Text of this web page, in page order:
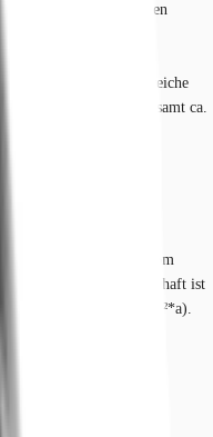
und mit den heutigen
und Nutzungsbereiche
Hochhaus mit insgesamt ca.
vom 09.09.2013 vom
der Liegenschaft ist
beträgt 30.00 kWh/(m²*a).
kWh/(m²*a).